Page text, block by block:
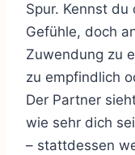
Spur. Kennst du
Gefühle, doch
Zuwendung zu
zu empfindlich
Der Partner
wie sehr dich
– stattdessen